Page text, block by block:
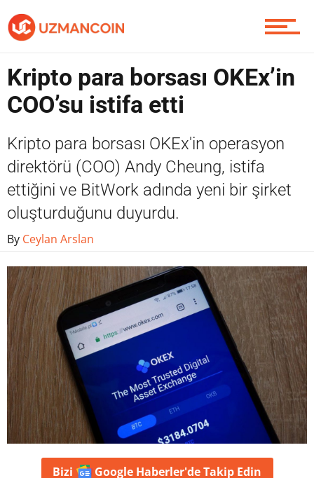
Yazarlardan
Piyasa
Soru Sor
Kripto para borsası OKEx’in
COO’su istifa etti
Kripto para borsası OKEx'in operasyon
direktörü (COO) Andy Cheung, istifa
ettiğini ve BitWork adında yeni bir şirket
oluşturduğunu duyurdu.
By Ceylan Arslan
Bizi Google Haberler'deTakip Edin